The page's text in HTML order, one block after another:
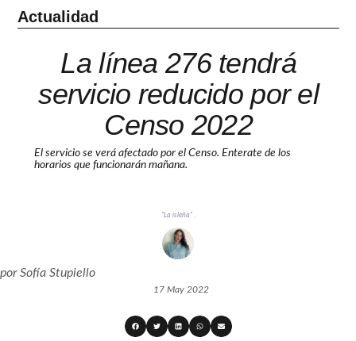
Actualidad
La línea 276 tendrá
servicio reducido por el
Censo 2022
El servicio se verá afectado por el Censo. Enterate de los
horarios que funcionarán mañana.
"La isleña" .
porSofía Stupiello
17 May 2022